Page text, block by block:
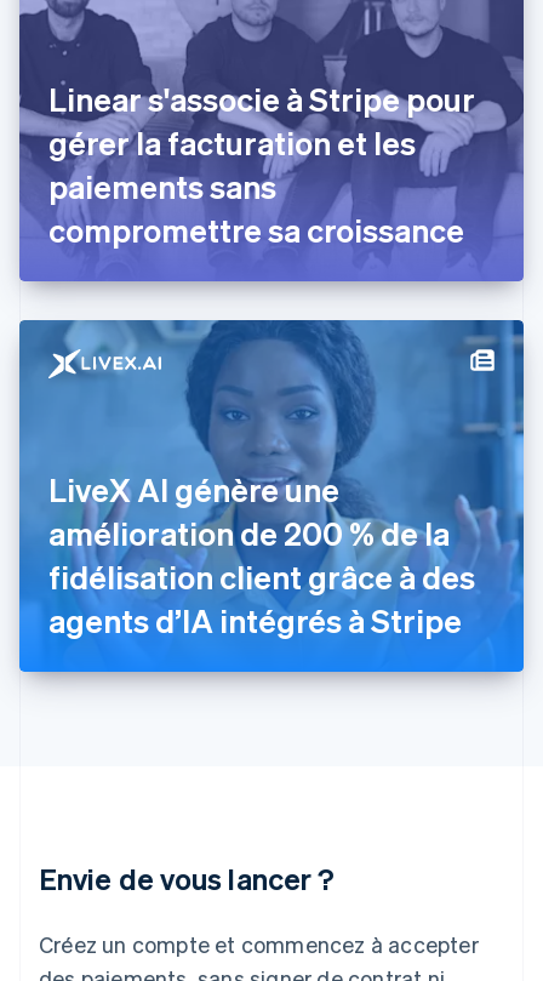
Linear s'associe à Stripe pour
gérer la facturation et les
paiements sans
compromettre sa croissance
LiveX AI génère une
amélioration de 200 % de la
fidélisation client grâce à des
agents d’IA intégrés à Stripe
Envie de vous lancer ?
Créez un compte et commencez à accepter
Chypre
English
Italiano
Danemark
English
Émirats arabes unis
English
Espagne
EspañolEnglish
English
États-Unis
Español简体中文
Finlande
English
Grèce
English
Hongrie
English
English
English
Deutsch English
Luxembourg